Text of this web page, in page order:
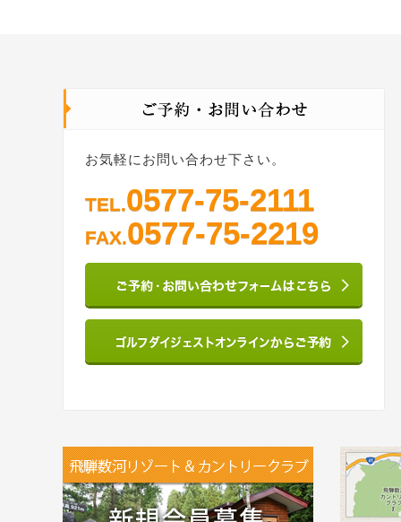
お気軽にお問い合わせ下さい。
TEL.0577-75-2111
FAX.0577-75-2219